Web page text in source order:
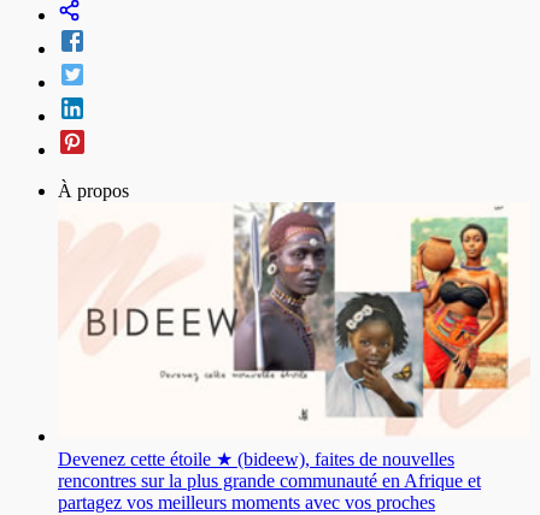
À propos
Devenez cette étoile ★ (bideew), faites de nouvelles
rencontres sur la plus grande communauté en Afrique et
partagez vos meilleurs moments avec vos proches